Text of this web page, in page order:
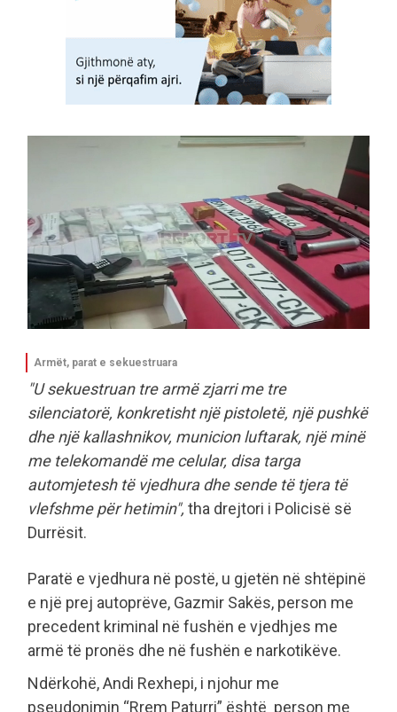
Armët, parat e sekuestruara
"U sekuestruan tre armë zjarri me tre
silenciatorë, konkretisht një pistoletë, një pushkë
dhe një kallashnikov, municion luftarak, një minë
me telekomandë me celular, disa targa
automjetesh të vjedhura dhe sende të tjera të
vlefshme për hetimin", tha drejtori i Policisë së
Durrësit.
Paratë e vjedhura në postë, u gjetën në shtëpinë
e një prej autoprëve, Gazmir Sakës, person me
precedent kriminal në fushën e vjedhjes me
armë të pronës dhe në fushën e narkotikëve.
Ndërkohë, Andi Rexhepi, i njohur me
pseudonimin “Rrem Paturri” është person me